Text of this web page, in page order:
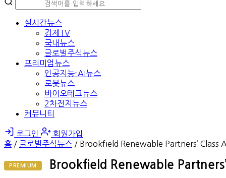
실시간뉴스
경제TV
국내뉴스
글로벌주식뉴스
프리미엄뉴스
인공지능-AI뉴스
로봇뉴스
바이오테크뉴스
2차전지뉴스
커뮤니티
로그인
회원가입
홈 / 글로벌주식뉴스 / Brookfield Renewable Partners’ Class
PREMIUM Brookfield Renewable